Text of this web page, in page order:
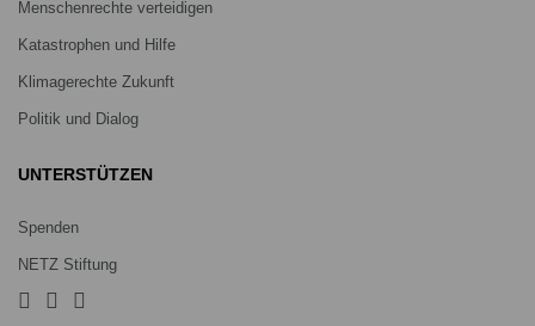
Menschenrechte verteidigen
Katastrophen und Hilfe
Klimagerechte Zukunft
Politik und Dialog
UNTERSTÜTZEN
Spenden
NETZ Stiftung